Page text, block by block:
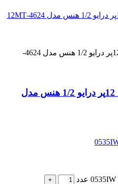
جعبه بکس 24 پارچه سفید 12پر درایو 1/2 هنس مدل 4624-
جعبه بکس 24 پارچه سفید 12پر درایو 1/2 هنس مدل